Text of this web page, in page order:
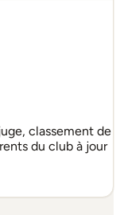
classement de
du club à jour